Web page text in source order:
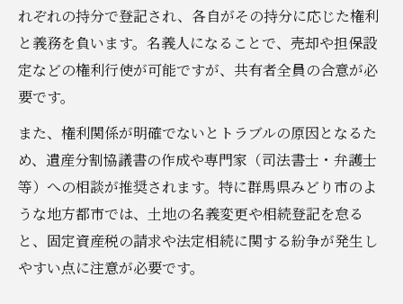
れぞれの持分で登記され、各自がその持分に応じた権利
と義務を負います。名義人になることで、売却や担保設
定などの権利行使が可能ですが、共有者全員の合意が必
要です。
また、権利関係が明確でないとトラブルの原因となるた
め、遺産分割協議書の作成や専門家（司法書士・弁護士
等）への相談が推奨されます。特に群馬県みどり市のよ
うな地方都市では、土地の名義変更や相続登記を怠る
と、固定資産税の請求や法定相続に関する紛争が発生し
やすい点に注意が必要です。